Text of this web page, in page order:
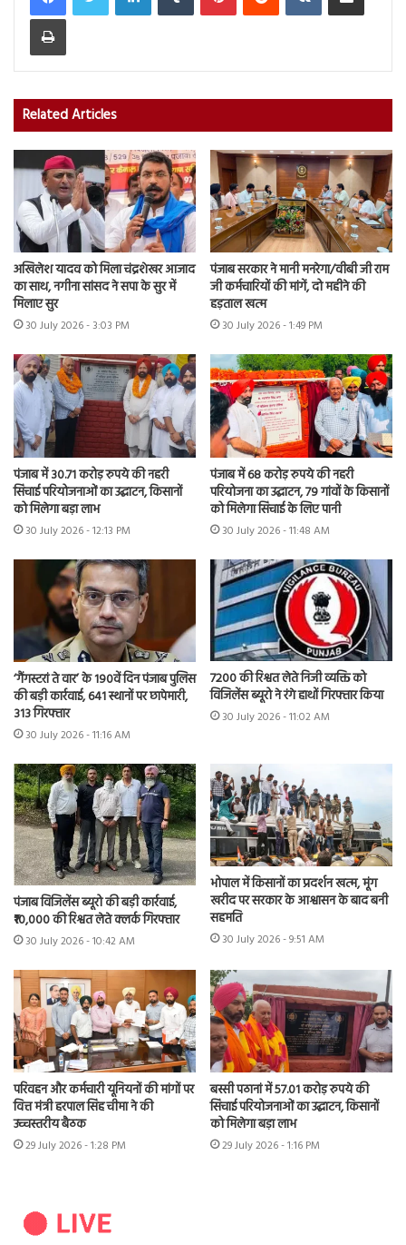
Print
Related Articles
अखिलेश यादव को मिला चंद्रशेखर आजाद
का साथ, नगीना सांसद ने सपा के सुर में
मिलाए सुर
30 July 2026 - 3:03 PM
पंजाब सरकार ने मानी मनरेगा/वीबी जी राम
जी कर्मचारियों की मांगें, दो महीने की
हड़ताल खत्म
30 July 2026 - 1:49 PM
पंजाब में 30.71 करोड़ रुपये की नहरी
सिंचाई परियोजनाओं का उद्घाटन, किसानों
को मिलेगा बड़ा लाभ
30 July 2026 - 12:13 PM
पंजाब में 68 करोड़ रुपये की नहरी
परियोजना का उद्घाटन, 79 गांवों के किसानों
को मिलेगा सिंचाई के लिए पानी
30 July 2026 - 11:48 AM
‘गैंगस्टरां ते वार’ के 190वें दिन पंजाब पुलिस
की बड़ी कार्रवाई, 641 स्थानों पर छापेमारी,
313 गिरफ्तार
30 July 2026 - 11:16 AM
7200 की रिश्वत लेते निजी व्यक्ति को
विजिलेंस ब्यूरो ने रंगे हाथों गिरफ्तार किया
30 July 2026 - 11:02 AM
पंजाब विजिलेंस ब्यूरो की बड़ी कार्रवाई,
₹10,000 की रिश्वत लेते क्लर्क गिरफ्तार
30 July 2026 - 10:42 AM
भोपाल में किसानों का प्रदर्शन खत्म, मूंग
खरीद पर सरकार के आश्वासन के बाद बनी
सहमति
30 July 2026 - 9:51 AM
परिवहन और कर्मचारी यूनियनों की मांगों पर
वित्त मंत्री हरपाल सिंह चीमा ने की
उच्चस्तरीय बैठक
29 July 2026 - 1:28 PM
बस्सी पठानां में 57.01 करोड़ रुपये की
सिंचाई परियोजनाओं का उद्घाटन, किसानों
को मिलेगा बड़ा लाभ
29 July 2026 - 1:16 PM